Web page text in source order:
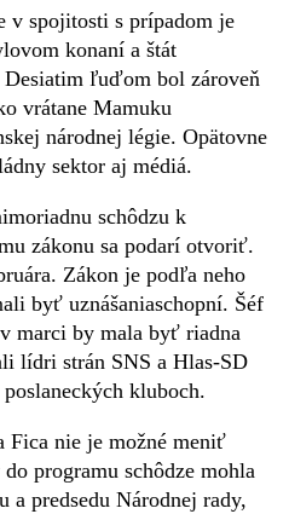
v spojitosti s prípadom je
konaní a štát
ľuďom bol zároveň
vrátane Mamuku
národnej légie. Opätovne
sektor aj médiá.
schôdzu k
zákonu sa podarí otvoriť.
Zákon je podľa neho
byť uznášaniaschopní. Šéf
marci by mala byť riadna
lídri strán SNS a Hlas-SD
kluboch.
Fica nie je možné meniť
programu schôdze mohla
a predsedu Národnej rady,